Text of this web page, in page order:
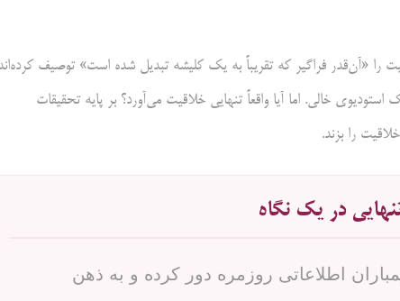
را «آن‌قدر فراگیر که تقریباً به یک کلیشه تبدیل شده است» توصیف
خالی. اما آیا واقعاً تنهایی خلاقیت می‌آورد؟ بر پایه تحقیقات
را بزند.
در یک نگاه
اطلاعاتی روزمره دور کرده و به ذهن